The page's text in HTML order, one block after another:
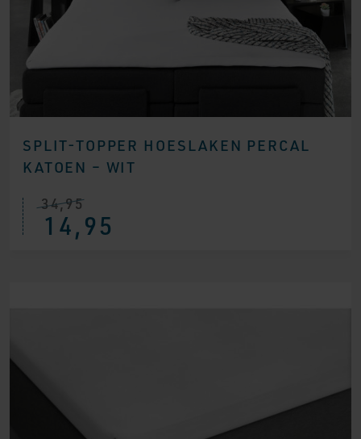
SPLIT-TOPPER HOESLAKEN PERCAL
KATOEN – WIT
34,95
14,95